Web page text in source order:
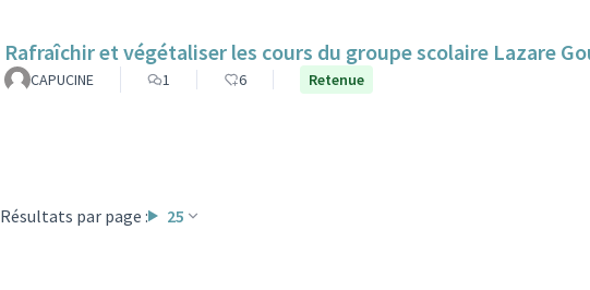
Rafraîchir et végétaliser les cours du groupe scolaire Lazare
CAPUCINE 1 6 Retenue
Résultats par page : 25